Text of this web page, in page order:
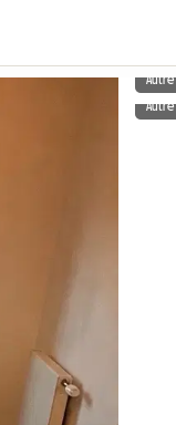
Autre
Autre